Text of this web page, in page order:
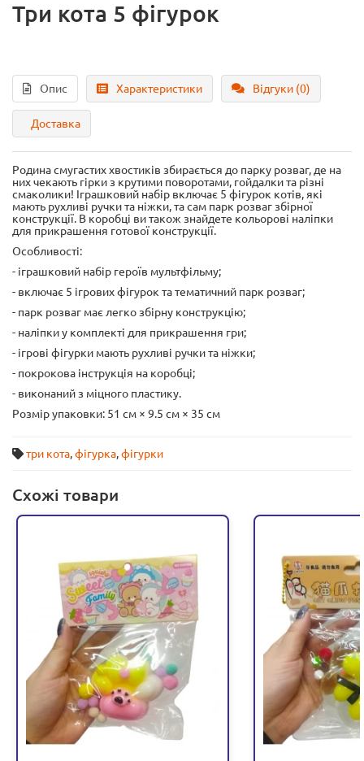
Три кота 5 фігурок
Опис Характеристики Відгуки (0)
Доставка
Родина смугастих хвостиків збирається до парку розваг, де на
них чекають гірки з крутими поворотами, гойдалки та різні
смаколики! Іграшковий набір включає 5 фігурок котів, які
мають рухливі ручки та ніжки, та сам парк розваг збірної
конструкції. В коробці ви також знайдете кольорові наліпки
для прикрашення готової конструкції.
Особливості:
- іграшковий набір героїв мультфільму;
- включає 5 ігрових фігурок та тематичний парк розваг;
- парк розваг має легко збірну конструкцію;
- наліпки у комплекті для прикрашення гри;
- ігрові фігурки мають рухливі ручки та ніжки;
- покрокова інструкція на коробці;
- виконаний з міцного пластику.
Розмір упаковки: 51 см × 9.5 см × 35 см
три кота,фігурка,фігурки
Схожі товари